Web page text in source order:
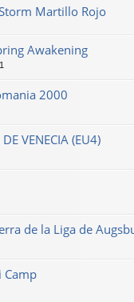
Martillo Rojo
Awakening
2000
VENECIA (EU4)
de la Liga de
Camp